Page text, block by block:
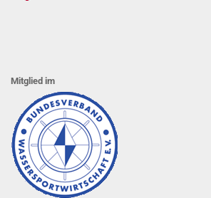
Mitglied im